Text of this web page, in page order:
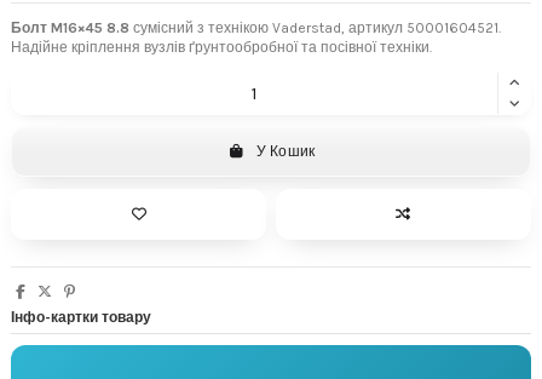
Болт M16×45 8.8 сумісний з технікою Vaderstad, артикул 50001604521.
Надійне кріплення вузлів ґрунтообробної та посівної техніки.
У Кошик
Інфо-картки товару